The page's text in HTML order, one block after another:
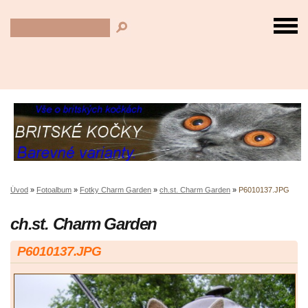
Úvod » Fotoalbum » Fotky Charm Garden » ch.st. Charm Garden » P6010137.JPG
ch.st. Charm Garden
P6010137.JPG